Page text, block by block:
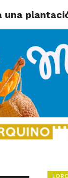
una